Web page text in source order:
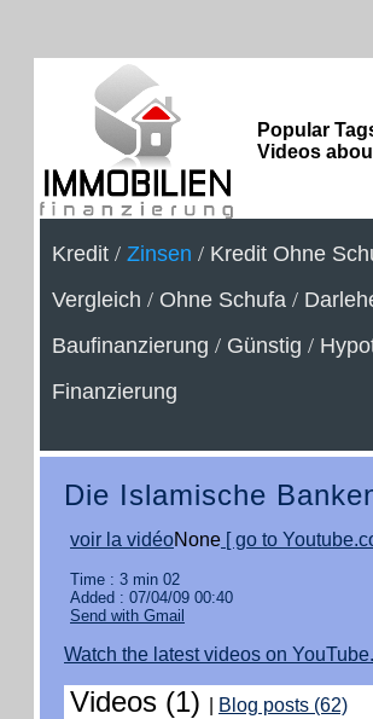
Popular
Videos
Kredit / Zinsen / Kredit Ohne
Vergleich / Ohne Schufa /
Baufinanzierung / Günstig /
Finanzierung
Die Islamische
voir la vidéoNone [ go to
Time : 3 min 02
Added : 07/04/09 00:40
Send with Gmail
Watch the latest videos on
Videos (1) Blog posts (62)